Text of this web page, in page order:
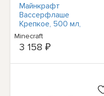
Майнкрафт
Вассерфлаше
Крепкое, 500 мл,
Модель для школы и
отдыха
Minecraft
3 158 ₽